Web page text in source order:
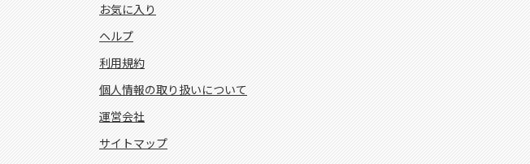
お気に入り
ヘルプ
利用規約
個人情報の取り扱いについて
運営会社
サイトマップ